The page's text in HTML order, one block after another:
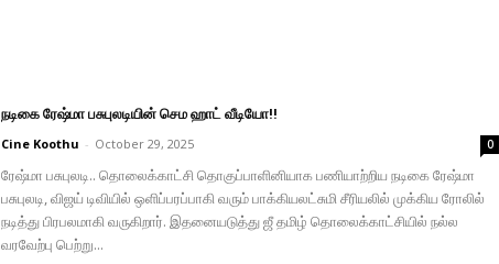
நடிகை ரேஷ்மா பசுபுலடியின் செம ஹாட் வீடியோ!!
Cine Koothu - October 29, 2025 0
ரேஷ்மா பசுபுலடி.. தொலைக்காட்சி தொகுப்பாளினியாக பணியாற்றிய நடிகை ரேஷ்மா
பசுபுலடி, விஜய் டிவியில் ஒளிப்பரப்பாகி வரும் பாக்கியலட்சுமி சீரியலில் முக்கிய ரோலில்
நடித்து பிரபலமாகி வருகிறார். இதனையடுத்து ஜீ தமிழ் தொலைக்காட்சியில் நல்ல
வரவேற்பு பெற்று...